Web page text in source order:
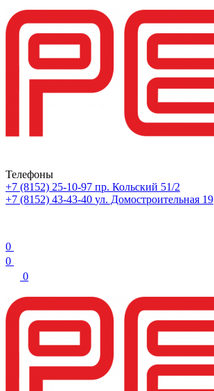
Телефоны
+7 (8152) 25-10-97 пр. Кольский 51/2
+7 (8152) 43-43-40 ул. Домостроительная 19
0
0
0